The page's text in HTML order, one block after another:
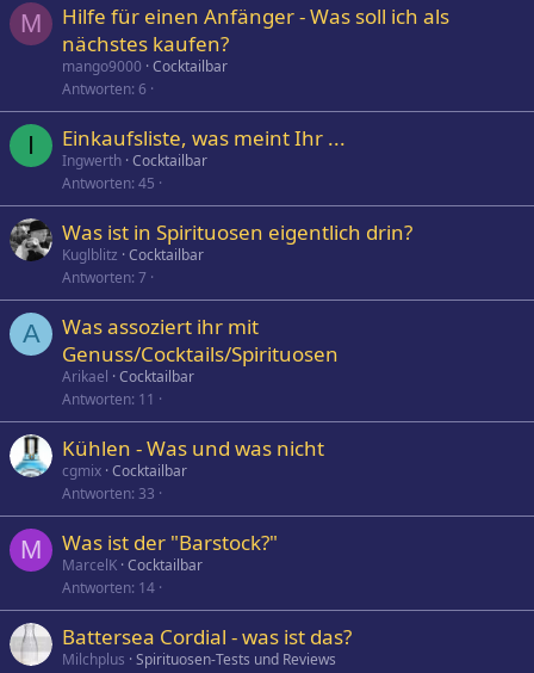
M
Hilfe für einen Anfänger - Was soll ich als
nächstes kaufen?
mango9000 Cocktailbar
Antworten 6
I Einkaufsliste, was meint Ihr ...
Ingwerth Cocktailbar
Antworten 45
Was ist in Spirituosen eigentlich drin?
Kuglblitz Cocktailbar
Antworten 7
A
Was assoziert ihr mit
Genuss/Cocktails/Spirituosen
Arikael Cocktailbar
Antworten 11
Kühlen - Was und was nicht
cgmix Cocktailbar
Antworten 33
M Was ist der "Barstock?"
MarcelK Cocktailbar
Antworten 14
Battersea Cordial - was ist das?
Milchplus Spirituosen-Tests und Reviews